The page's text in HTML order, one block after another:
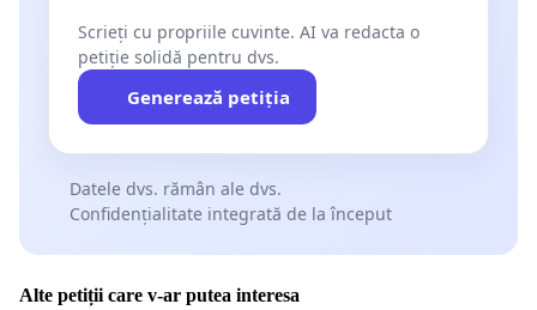
Scrieți cu propriile cuvinte. AI va redacta o
petiție solidă pentru dvs.
Generează petiția
Datele dvs. rămân ale dvs.
Confidențialitate integrată de la început
Alte petiții care v-ar putea interesa